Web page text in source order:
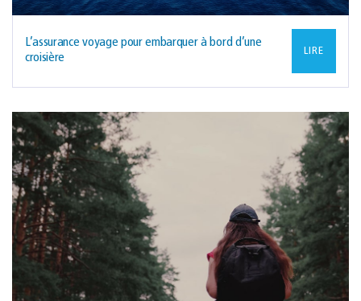
L’assurance voyage pour embarquer à bord d’une
croisière
LIRE